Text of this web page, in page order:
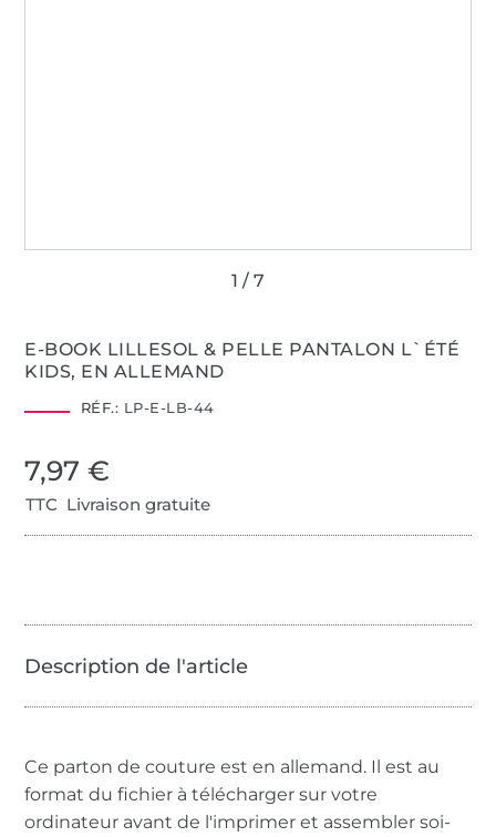
E-BOOK LILLESOL & PELLE PANTALON L`ÉTÉ
KIDS, EN ALLEMAND
RÉF.: LP-E-LB-44
7,97 €
TTC Livraison gratuite
Ce parton de couture est en allemand. Il est au
format du fichier à télécharger sur votre
ordinateur avant de l'imprimer et assembler soi-